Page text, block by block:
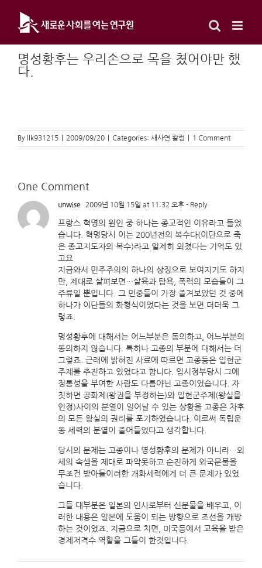
content
명성황후는 우리손으로 목을 쳤어야만 했
다.
By llk931215 2009/09/20 Categories: 새사연 칼럼 1 Comment
One Comment
unwise 2009년 10월 15일 at 11:32 오후 - Reply
프랑스 혁명의 원인 중 하나는 종교적인 이유라고 들었
습니다. 혁명당시 이는 200년전의 복수다(이단으로 죽
은 종교지도자의 복수)라고 일제히 외쳤다는 기억도 있
고요
지금와서 민주주의의 하나의 상징으로 보여지기도 하지
만, 제대로 살펴보면…살육과 탐욕, 폭력의 모습들이 그
주류일 뿐입니다. 그 민중들이 가장 즐겨보았던 것 중에
하나가 이단들의 화형식이었다는 것을 보면 더더욱 그
렇죠.
명성황후에 대해서는 어느부분은 동의하고, 어느부분의
동의하지 않습니다. 특히나 고종의 부분에 대해서는 더
그렇죠. 근래에 밝혀진 사료에 따르면 고종등은 입헌군
주제를 추진하고 있었다고 합니다. 임시정부당시 그에
정통성을 부여한 사람도 다름아닌 고종이었습니다. 자
칫하면 공화제(왕권을 부정하는)와 입헌군주제(왕실을
인정)사이의 분열이 일어날 수 있는 상황을 고종은 차후
의 모든 왕실의 권리를 포기하였습니다. 이로써 독립운
동 세력의 분열이 줄어들었다고 생각합니다.
당시의 문제는 고종이나 명성황후의 문제가 아니라…외
세의 속셈을 제대로 파악못하고 순진하게 외국문물을
무조건 받아들이려한 개화세력에게 더 큰 문제가 있었
습니다.
그들 대부분은 일본의 인사로부터 신문물을 배우고, 이
러한 내용은 일본에 도움이 되는 방향으로 조선을 개방
하는 것이었죠. 지금으로 치면, 미국등에서 교육을 받은
경제저격수 역할을 그들이 한것입니다.